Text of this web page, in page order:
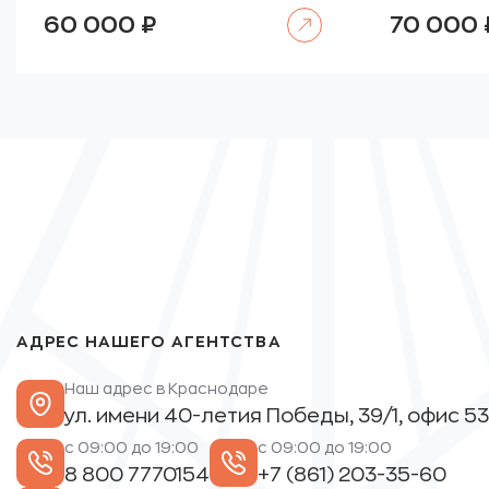
60 000 ₽ 70 000
АДРЕС НАШЕГО АГЕНТСТВА
Наш адрес в Краснодаре
ул. имени 40-летия Победы, 39/1, офис 53
с 09:00 до 19:00
8 800 7770154
с 09:00 до 19:00
+7 (861) 203-35-60